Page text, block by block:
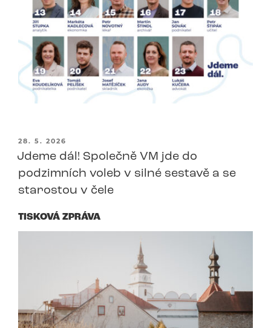
PUBLIKOVÁNO
28. 5. 2026
Jdeme dál! Společně VM jde do
podzimních voleb v silné sestavě a se
starostou v čele
TISKOVÁ ZPRÁVA